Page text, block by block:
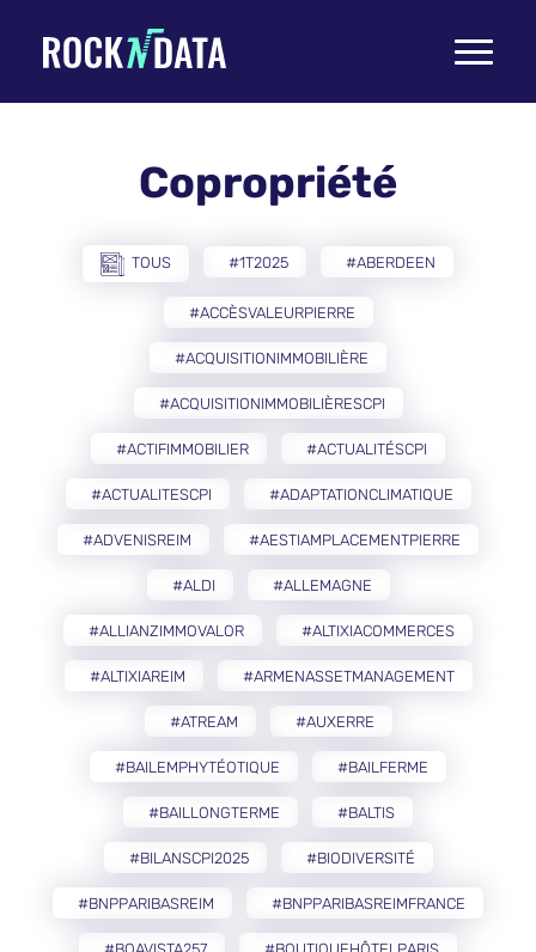
Toggle
Copropriété
TOUS #1T2025 #ABERDEEN
#ACCÈSVALEURPIERRE
#ACQUISITIONIMMOBILIÈRE
#ACQUISITIONIMMOBILIÈRESCPI
#ACTIFIMMOBILIER #ACTUALITÉSCPI
#ACTUALITESCPI #ADAPTATIONCLIMATIQUE
#ADVENISREIM #AESTIAMPLACEMENTPIERRE
#ALDI #ALLEMAGNE
#ALLIANZIMMOVALOR #ALTIXIACOMMERCES
#ALTIXIAREIM #ARMENASSETMANAGEMENT
#ATREAM #AUXERRE
#BAILEMPHYTÉOTIQUE #BAILFERME
#BAILLONGTERME #BALTIS
#BILANSCPI2025 #BIODIVERSITÉ
#BNPPARIBASREIM #BNPPARIBASREIMFRANCE